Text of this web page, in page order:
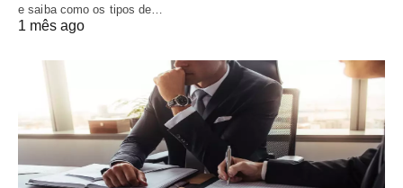
e saiba como os tipos de…
1 mês ago